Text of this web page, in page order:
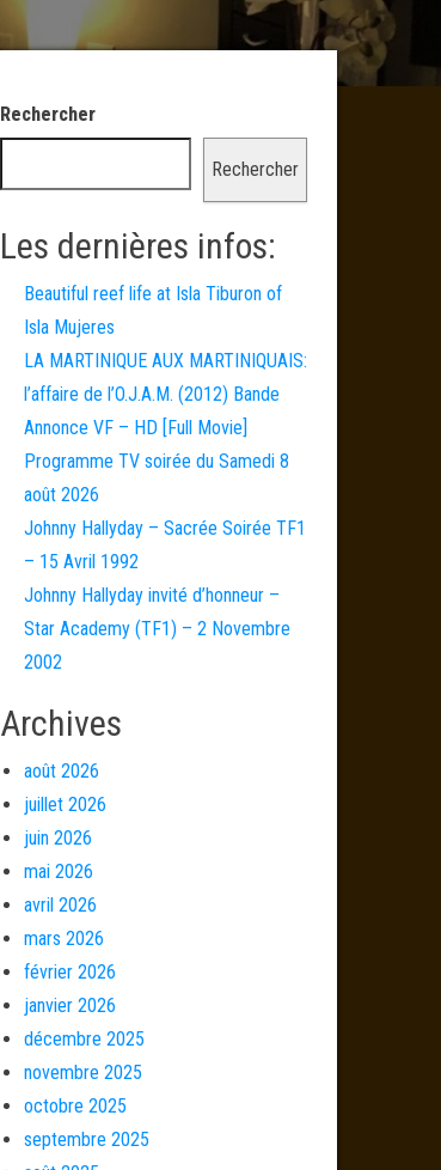
Rechercher
Rechercher
Les dernières infos:
Beautiful reef life at Isla Tiburon of
Isla Mujeres
LA MARTINIQUE AUX MARTINIQUAIS:
l’affaire de l’O.J.A.M. (2012) Bande
Annonce VF – HD [Full Movie]
Programme TV soirée du Samedi 8
août 2026
Johnny Hallyday – Sacrée Soirée TF1
– 15 Avril 1992
Johnny Hallyday invité d’honneur –
Star Academy (TF1) – 2 Novembre
2002
Archives
août 2026
juillet 2026
juin 2026
mai 2026
avril 2026
mars 2026
février 2026
janvier 2026
décembre 2025
novembre 2025
octobre 2025
septembre 2025